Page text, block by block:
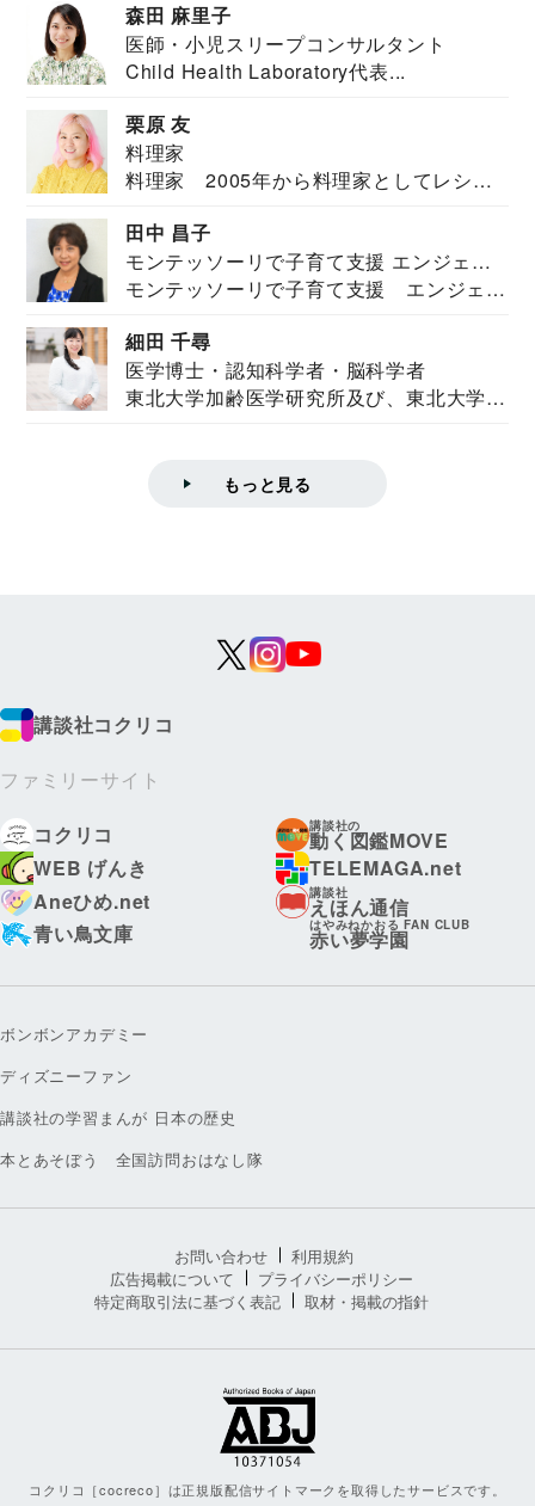
森田 麻里子
医師・小児スリープコンサルタント
Child Health Laboratory代表...
栗原 友
料理家
料理家 2005年から料理家としてレシピ
田中 昌子
モンテッソーリで子育て支援 エンジェル
ズハウス研究所所長
モンテッソーリで子育て支援 エンジェル
細田 千尋
医学博士・認知科学者・脳科学者
東北大学加齢医学研究所及び、東北大学大
もっと見る
講談社コクリコ
ファミリーサイト
コクリコ
講談社の
動く図鑑MOVE
WEB げんき
TELEMAGA.net
Aneひめ.net
講談社
えほん通信
青い鳥文庫
はやみねかおる FAN CLUB
赤い夢学園
ボンボンアカデミー
ディズニーファン
講談社の学習まんが 日本の歴史
本とあそぼう 全国訪問おはなし隊
お問い合わせ
利用規約
広告掲載について
プライバシーポリシー
特定商取引法に基づく表記
取材・掲載の指針
コクリコ［cocreco］は正規版配信サイトマークを取得したサービスです。